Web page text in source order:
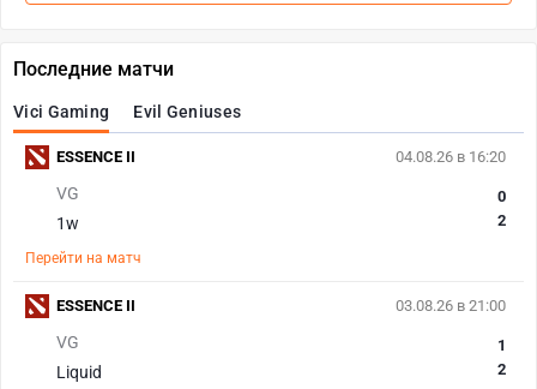
Последние матчи
Vici Gaming Evil Geniuses
04.08.26 в 16:20
VG
1w
0
2
Перейти на матч
ESSENCE II
03.08.26 в 21:00
VG
Liquid
1
2
ESSENCE II